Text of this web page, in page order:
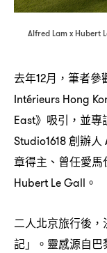
Alfred Lam x Hubert
去年12月 ， 筆者參
Intérieurs Hong
East》吸引 ， 並專
Studio1618創辦人
章得主、曾任愛馬
Hubert Le Gall 。
二人北京旅行後 ，
記」。靈感源自巴